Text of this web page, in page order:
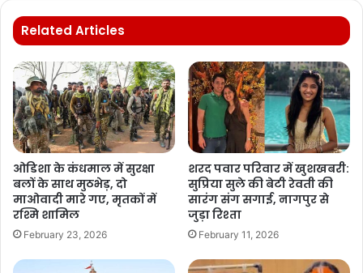
Related Articles
ओडिशा के कंधमाल में सुरक्षा
बलों के साथ मुठभेड़, दो
माओवादी मारे गए, मृतकों में
रश्मि शामिल
February 23, 2026
शरद पवार परिवार में खुशखबरी:
सुप्रिया सुले की बेटी रेवती की
सारंग संग सगाई, नागपुर से
जुड़ा रिश्ता
February 11, 2026